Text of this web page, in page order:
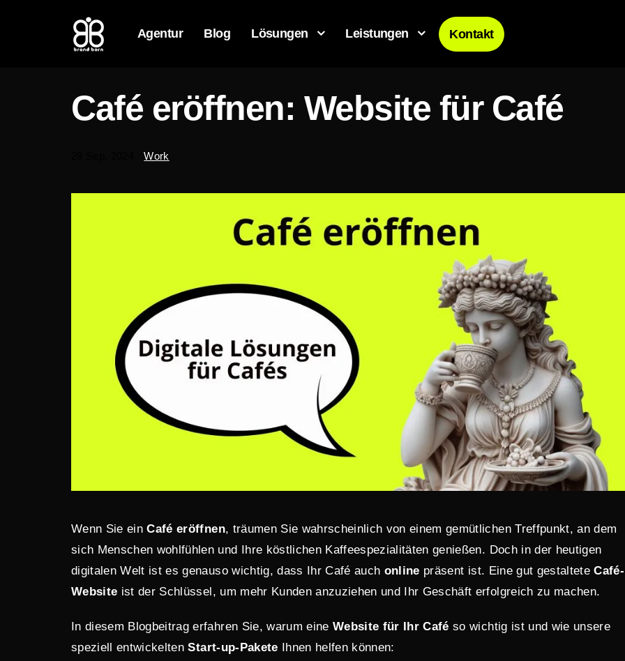
Agentur Blog Lösungen Leistungen Kontakt
Café eröffnen: Website für Café
Work
Wenn Sie einCafé eröffnen, träumen Sie wahrscheinlich von einem gemütlichen Treffpunkt, an dem
sich Menschen wohlfühlen und Ihre köstlichen Kaffeespezialitäten genießen. Doch in der heutigen
digitalen Welt ist es genauso wichtig, dass Ihr Café auch online präsent ist. Eine gut gestalteteCafé-
Website ist der Schlüssel, um mehr Kunden anzuziehen und Ihr Geschäft erfolgreich zu machen.
In diesem Blogbeitrag erfahren Sie, warum eine Website für Ihr Café so wichtig ist und wie unsere
speziell entwickeltenStart-up-Pakete Ihnen helfen können: